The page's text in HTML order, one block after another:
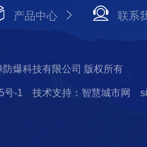
产品中心 联系
爆科技有限公司 版权所有
号-1 技术支持：智慧城市网